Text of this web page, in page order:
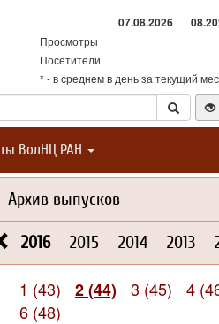
07.08.2026
Просмотры
Посетители
* - в среднем в день за текущий
ВолНЦ РАН
Архив выпусков
2016 2015 2014 2013
1 (43) 2 (44) 3 (45) 4
6 (48)